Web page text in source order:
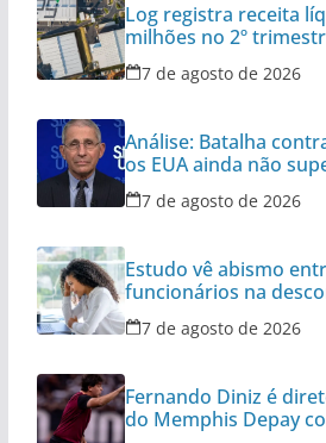
Log registra receita
milhões no 2º
7 de agosto de 2026
Análise: Batalha
os EUA ainda não
7 de agosto de 2026
Estudo vê abismo
funcionários na
expediente
7 de agosto de 2026
Fernando Diniz é
do Memphis Depay